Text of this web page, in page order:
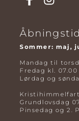
Sommer: maj,
Mandag til
Fredag kl. 07.00
Lørdag og
Grundlovsdag
Pinsedag og 2.